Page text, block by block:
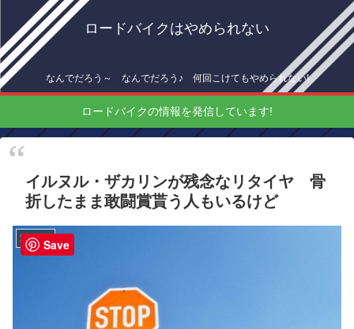
ロードバイクはやめられない
なんでだろう～ なんでだろう♪ 何回こけてもやめられない!
ロードバイクの情報を発信しています!
イルヌル・ザカリンが残念なリタイヤ 骨
折したまま敢闘賞貰う人もいるけど
海外情報Save